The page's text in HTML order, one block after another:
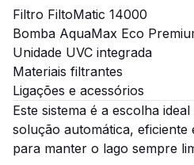
Filtro FiltoMatic 14000
Bomba AquaMax Eco
Unidade UVC integrada
Materiais filtrantes
Ligações e acessórios
Este sistema é a escolha
solução automática, eficiente
para manter o lago sempre